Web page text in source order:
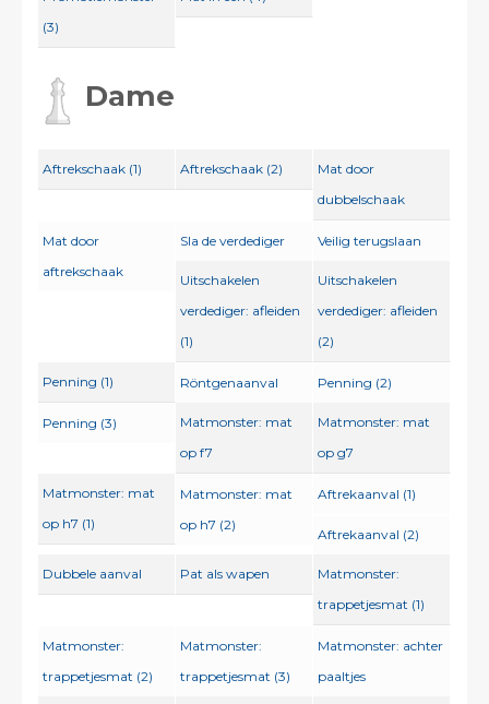
(3)
Dame
Aftrekschaak (1) Aftrekschaak (2)
Mat door
dubbelschaak
Mat door
aftrekschaak
Sla de verdediger Veilig terugslaan
Uitschakelen
verdediger: afleiden
(1)
Uitschakelen
verdediger: afleiden
(2)
Penning (1) Röntgenaanval Penning (2)
Penning (3)
Matmonster: mat
op f7
Matmonster: mat
op g7
Matmonster: mat
op h7 (1)
Matmonster: mat
op h7 (2)
Aftrekaanval (1)
Aftrekaanval (2)
Dubbele aanval Pat als wapen
Matmonster:
trappetjesmat (1)
Matmonster:
trappetjesmat (2)
Matmonster:
trappetjesmat (3)
Matmonster: achter
paaltjes